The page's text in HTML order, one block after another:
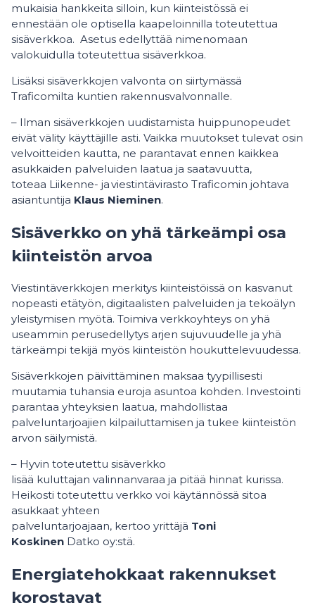
mukaisia hankkeita silloin, kun kiinteistössä ei
ennestään ole optisella kaapeloinnilla toteutettua
sisäverkkoa. Asetus edellyttää nimenomaan
valokuidulla toteutettua sisäverkkoa.
Lisäksi sisäverkkojen valvonta on siirtymässä
Traficomilta kuntien rakennusvalvonnalle.
– Ilman sisäverkkojen uudistamista huippunopeudet
eivät välity käyttäjille asti. Vaikka muutokset tulevat osin
velvoitteiden kautta, ne parantavat ennen kaikkea
asukkaiden palveluiden laatua ja saatavuutta,
toteaa Liikenne- ja viestintävirasto Traficomin johtava
asiantuntija Klaus Nieminen.
Sisäverkko on yhä tärkeämpi osa
kiinteistön arvoa
Viestintäverkkojen merkitys kiinteistöissä on kasvanut
nopeasti etätyön, digitaalisten palveluiden ja tekoälyn
yleistymisen myötä. Toimiva verkkoyhteys on yhä
useammin perusedellytys arjen sujuvuudelle ja yhä
tärkeämpi tekijä myös kiinteistön houkuttelevuudessa.
Sisäverkkojen päivittäminen maksaa tyypillisesti
muutamia tuhansia euroja asuntoa kohden. Investointi
parantaa yhteyksien laatua, mahdollistaa
palveluntarjoajien kilpailuttamisen ja tukee kiinteistön
arvon säilymistä.
– Hyvin toteutettu sisäverkko
lisää kuluttajan valinnanvaraa ja pitää hinnat kurissa.
Heikosti toteutettu verkko voi käytännössä sitoa
asukkaat yhteen
palveluntarjoajaan, kertoo yrittäjä Toni
Koskinen Datko oy:stä.
Energiatehokkaat rakennukset
korostavat